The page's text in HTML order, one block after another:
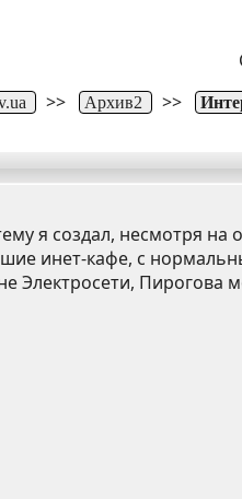
>> Архив2 >>
я создал, несмотря
инет-кафе, с
Электросети, Пирогова